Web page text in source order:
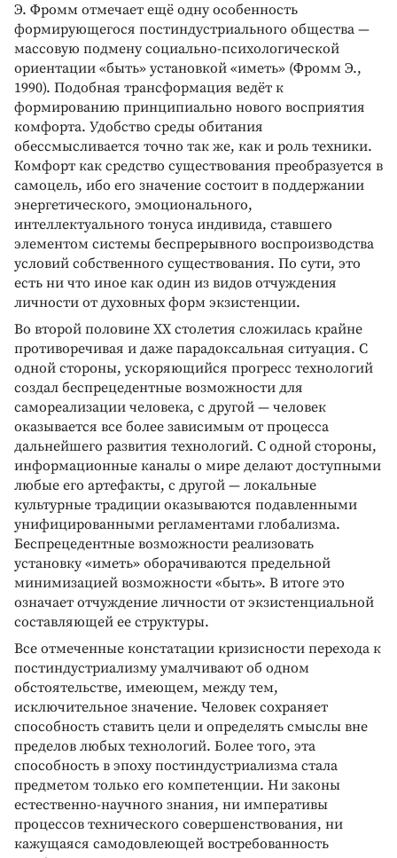
Э. Фромм отмечает ещё одну особенность
формирующегося постиндустриального общества —
массовую подмену социально-психологической
ориентации «быть» установкой «иметь» (Фромм Э.,
1990). Подобная трансформация ведёт к
формированию принципиально нового восприятия
комфорта. Удобство среды обитания
обессмысливается точно так же, как и роль техники.
Комфорт как средство существования преобразуется в
самоцель, ибо его значение состоит в поддержании
энергетического, эмоционального,
интеллектуального тонуса индивида, ставшего
элементом системы беспрерывного воспроизводства
условий собственного существования. По сути, это
есть ни что иное как один из видов отчуждения
личности от духовных форм экзистенции.
Во второй половине XX столетия сложилась крайне
противоречивая и даже парадоксальная ситуация. С
одной стороны, ускоряющийся прогресс технологий
создал беспрецедентные возможности для
самореализации человека, с другой — человек
оказывается все более зависимым от процесса
дальнейшего развития технологий. С одной стороны,
информационные каналы о мире делают доступными
любые его артефакты, с другой — локальные
культурные традиции оказываются подавленными
унифицированными регламентами глобализма.
Беспрецедентные возможности реализовать
установку «иметь» оборачиваются предельной
минимизацией возможности «быть». В итоге это
означает отчуждение личности от экзистенциальной
составляющей ее структуры.
Все отмеченные констатации кризисности перехода к
постиндустриализму умалчивают об одном
обстоятельстве, имеющем, между тем,
исключительное значение. Человек сохраняет
способность ставить цели и определять смыслы вне
пределов любых технологий. Более того, эта
способность в эпоху постиндустриализма стала
предметом только его компетенции. Ни законы
естественно-научного знания, ни императивы
процессов технического совершенствования, ни
кажущаяся самодовлеющей востребованность